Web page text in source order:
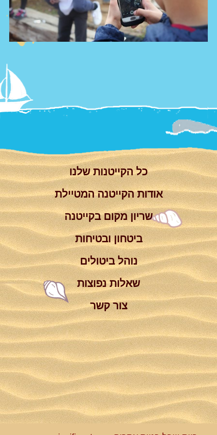
Summer
Camp
צור קשר
'סגור תפריט'
כל הקייטנות שלנו
אודות הקייטנה המטיילת
שריון מקום בקייטנה
ביטחון ובטיחות
נוהל ביטולים
שאלות נפוצות
צור קשר